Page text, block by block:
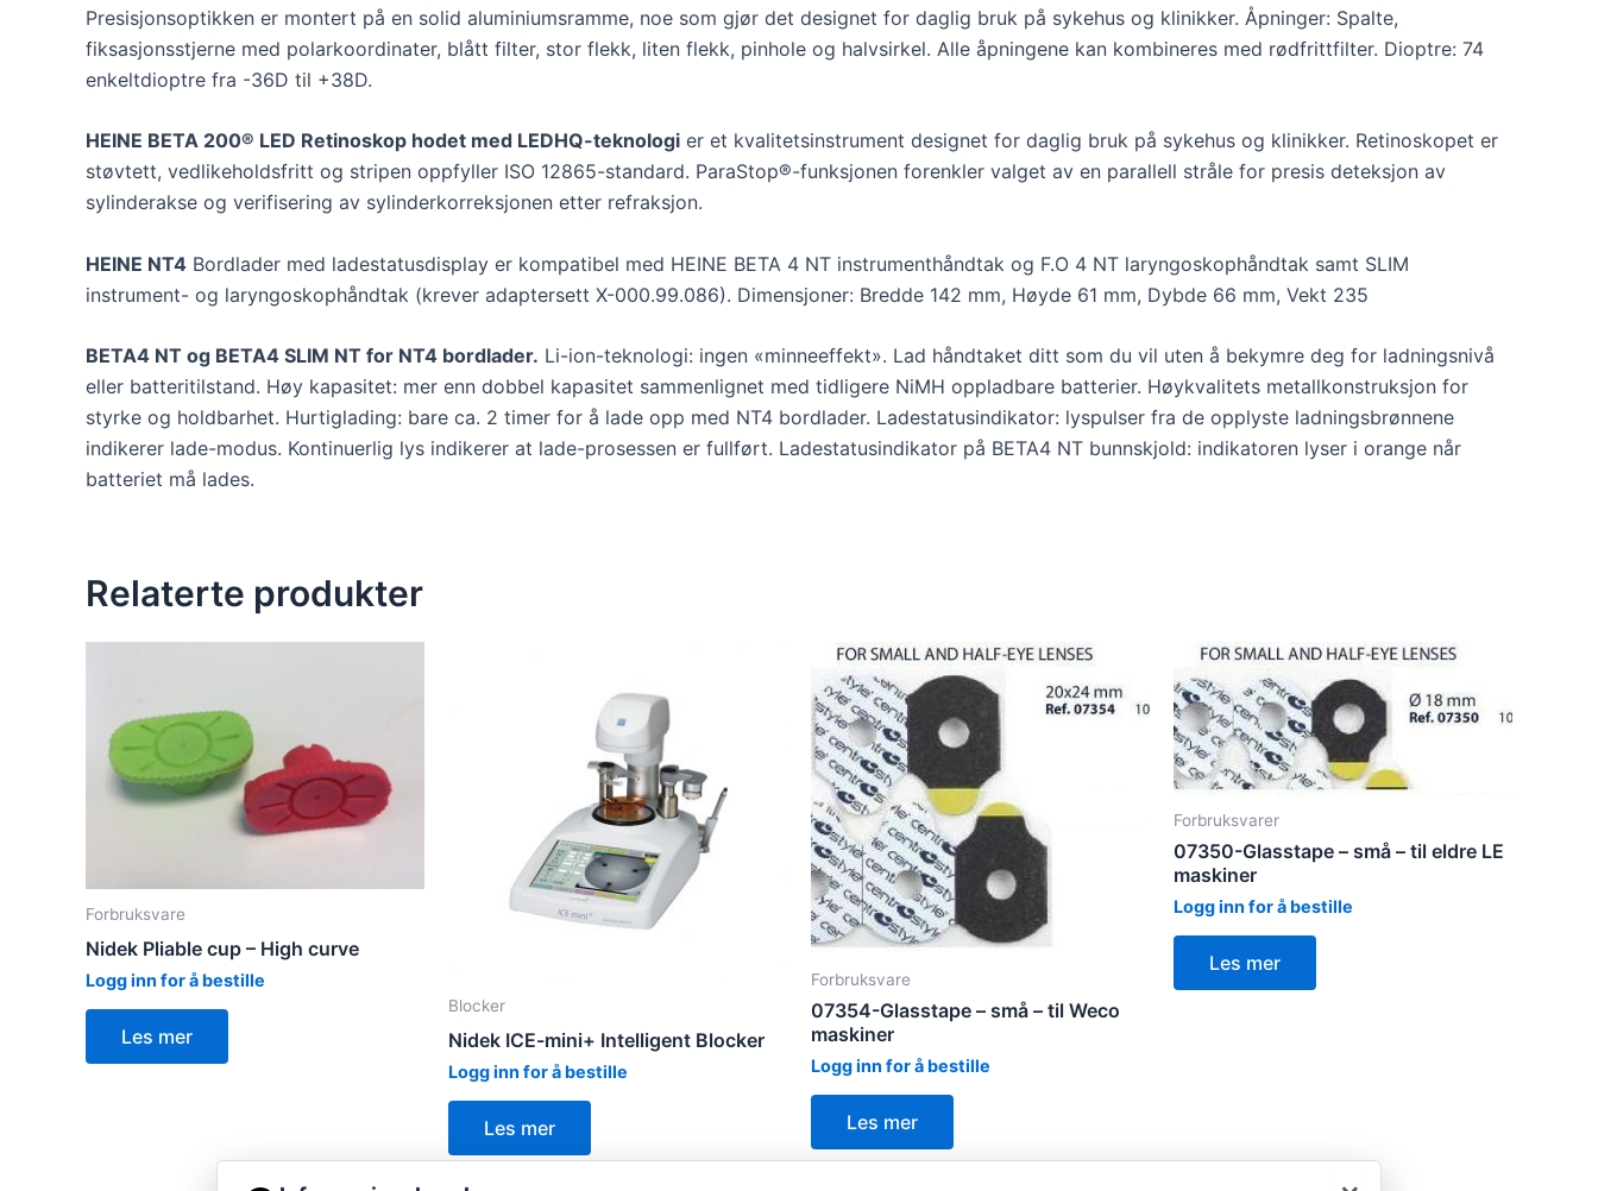
Presisjonsoptikken er montert på en solid aluminiumsramme, noe som gjør det designet for daglig bruk på sykehus og klinikker. Åpninger: Spalte,
fiksasjonsstjerne med polarkoordinater, blått filter, stor flekk, liten flekk, pinhole og halvsirkel. Alle åpningene kan kombineres med rødfrittfilter. Dioptre: 74
enkeltdioptre fra -36D til +38D.
HEINE BETA 200® LED Retinoskop hodet med LEDHQ-teknologi er et kvalitetsinstrument designet for daglig bruk på sykehus og klinikker. Retinoskopet er
støvtett, vedlikeholdsfritt og stripen oppfyller ISO 12865-standard. ParaStop®-funksjonen forenkler valget av en parallell stråle for presis deteksjon av
sylinderakse og verifisering av sylinderkorreksjonen etter refraksjon.
HEINE NT4 Bordlader med ladestatusdisplay er kompatibel med HEINE BETA 4 NT instrumenthåndtak og F.O 4 NT laryngoskophåndtak samt SLIM
instrument- og laryngoskophåndtak (krever adaptersett X-000.99.086). Dimensjoner: Bredde 142 mm, Høyde 61 mm, Dybde 66 mm, Vekt 235
BETA4 NT og BETA4 SLIM NT for NT4 bordlader. Li-ion-teknologi: ingen «minneeffekt». Lad håndtaket ditt som du vil uten å bekymre deg for ladningsnivå
eller batteritilstand. Høy kapasitet: mer enn dobbel kapasitet sammenlignet med tidligere NiMH oppladbare batterier. Høykvalitets metallkonstruksjon for
styrke og holdbarhet. Hurtiglading: bare ca. 2 timer for å lade opp med NT4 bordlader. Ladestatusindikator: lyspulser fra de opplyste ladningsbrønnene
indikerer lade-modus. Kontinuerlig lys indikerer at lade-prosessen er fullført. Ladestatusindikator på BETA4 NT bunnskjold: indikatoren lyser i orange når
batteriet må lades.
Relaterte produkter
Forbruksvare
Nidek Pliable cup – High curve
Logg inn for å bestille
Les mer
Blocker
Nidek ICE-mini+ Intelligent Blocker
Logg inn for å bestille
Les mer
Forbruksvare
07354-Glasstape – små – til Weco
maskiner
Logg inn for å bestille
Les mer
Forbruksvarer
07350-Glasstape – små – til eldre LE
maskiner
Logg inn for å bestille
Les mer